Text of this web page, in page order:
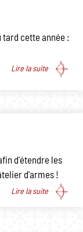
tard cette année :
Lire la suite
d'étendre les
d'armes !
Lire la suite